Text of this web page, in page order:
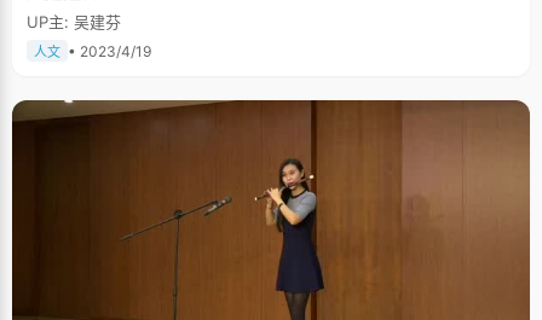
UP主: 吴建芬
人文 • 2023/4/19